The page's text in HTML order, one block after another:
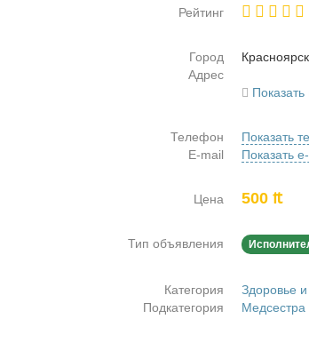
Рейтинг
Город
Крас­но­ярск
Адрес
Показать
Телефон
Показать
E-mail
Показать
Цена 500 ₶
Тип объявления
Категория
Здоровье и
Подкатегория
Медсестра